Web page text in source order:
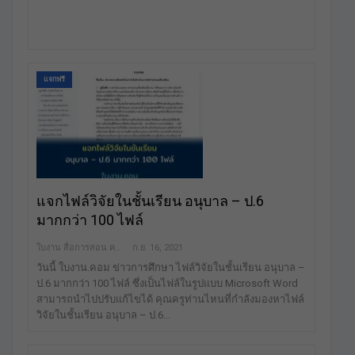
แจกฟรี
แจกไฟล์วิจัยในชั้นเรียน อนุบาล – ป.6
มากกว่า 100 ไฟล์
ก.ย. 16, 2021
วันนี้ ใบงาน.คอม ข่าวการศึกษา ไฟล์วิจัยในชั้นเรียน อนุบาล –
ป.6 มากกว่า 100 ไฟล์ ซึ่งเป็นไฟล์ในรูปแบบ Microsoft Word
สามารถนำไปปรับแก้ไขได้ คุณครูท่านไหนที่กำลังมองหาไฟล์
วิจัยในชั้นเรียน อนุบาล – ป.6…